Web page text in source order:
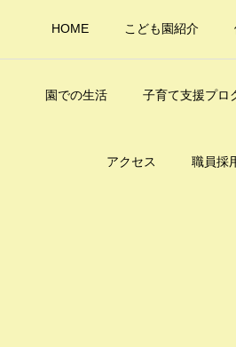
HOME こども園紹介
園での生活 子育て支援プロ
アクセス 職員採